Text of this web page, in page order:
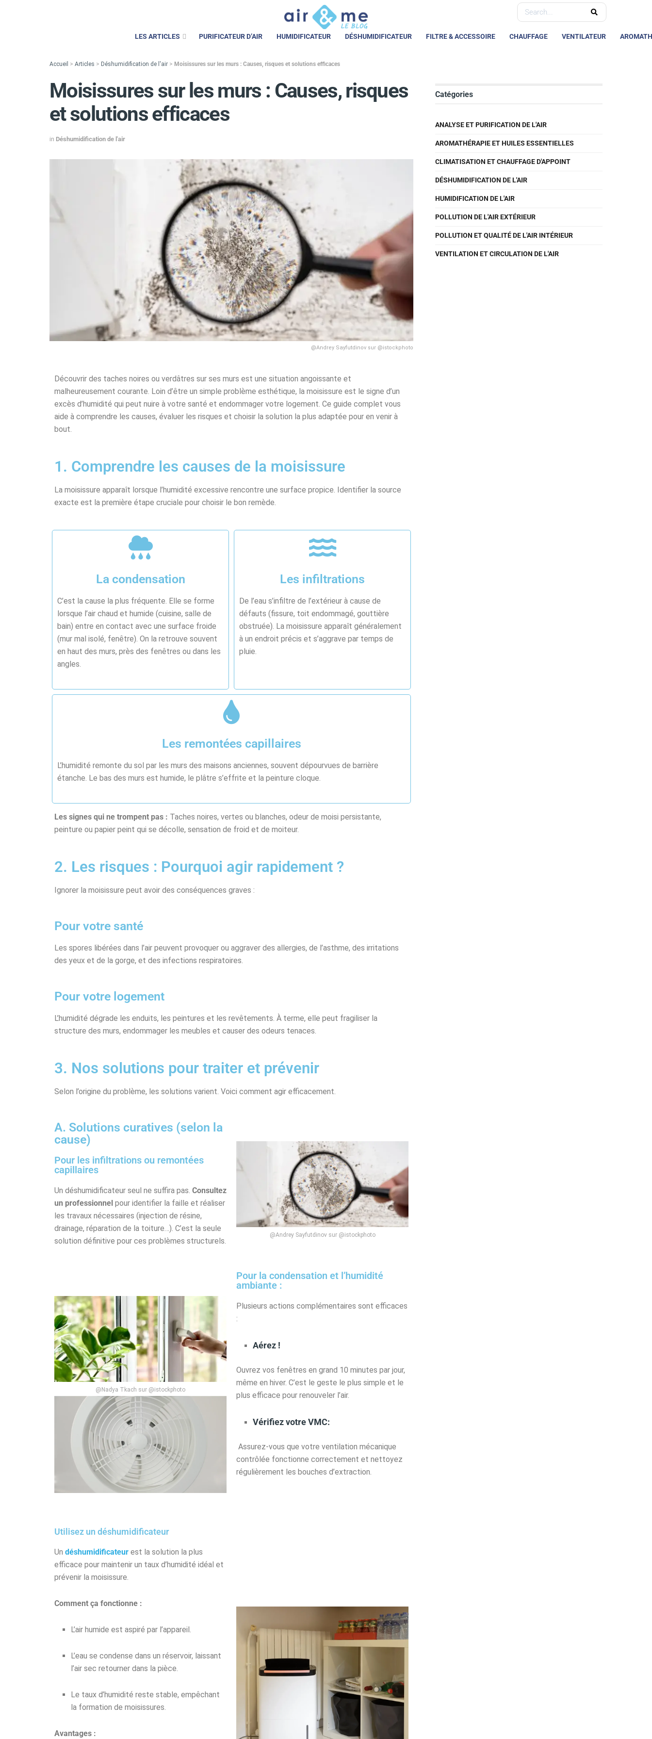
LES ARTICLES PURIFICATEUR D’AIR HUMIDIFICATEUR DÉSHUMIDIFICATEUR FILTRE & ACCESSOIRE CHAUFFAGE VENTILATEUR
Accueil > Articles > Déshumidification de l'air > Moisissures sur les murs : Causes, risques et solutions efficaces
Moisissures sur les murs : Causes, risques
et solutions efficaces
in Déshumidification de l'air
@Andrey Sayfutdinov sur @istockphoto
Découvrir des taches noires ou verdâtres sur ses murs est une situation angoissante et
malheureusement courante. Loin d’être un simple problème esthétique, la moisissure est le signe d’un
excès d’humidité qui peut nuire à votre santé et endommager votre logement. Ce guide complet vous
aide à comprendre les causes, évaluer les risques et choisir la solution la plus adaptée pour en venir à
bout.
1. Comprendre les causes de la moisissure
La moisissure apparaît lorsque l’humidité excessive rencontre une surface propice. Identifier la source
exacte est la première étape cruciale pour choisir le bon remède.
La condensation
C’est la cause la plus fréquente. Elle se forme
lorsque l’air chaud et humide (cuisine, salle de
bain) entre en contact avec une surface froide
(mur mal isolé, fenêtre). On la retrouve souvent
en haut des murs, près des fenêtres ou dans les
angles.
Les infiltrations
De l’eau s’infiltre de l’extérieur à cause de
défauts (fissure, toit endommagé, gouttière
obstruée). La moisissure apparaît généralement
à un endroit précis et s’aggrave par temps de
pluie.
Les remontées capillaires
L’humidité remonte du sol par les murs des maisons anciennes, souvent dépourvues de barrière
étanche. Le bas des murs est humide, le plâtre s’effrite et la peinture cloque.
Les signes qui ne trompent pas : Taches noires, vertes ou blanches, odeur de moisi persistante,
peinture ou papier peint qui se décolle, sensation de froid et de moiteur.
2. Les risques : Pourquoi agir rapidement ?
Ignorer la moisissure peut avoir des conséquences graves :
Pour votre santé
Les spores libérées dans l’air peuvent provoquer ou aggraver des allergies, de l’asthme, des irritations
des yeux et de la gorge, et des infections respiratoires.
Pour votre logement
L’humidité dégrade les enduits, les peintures et les revêtements. À terme, elle peut fragiliser la
structure des murs, endommager les meubles et causer des odeurs tenaces.
3. Nos solutions pour traiter et prévenir
Selon l’origine du problème, les solutions varient. Voici comment agir efficacement.
A. Solutions curatives (selon la
cause)
Pour les infiltrations ou remontées
capillaires
Un déshumidificateur seul ne suffira pas. Consultez
un professionnel pour identifier la faille et réaliser
les travaux nécessaires (injection de résine,
drainage, réparation de la toiture…). C’est la seule
solution définitive pour ces problèmes structurels.
@Andrey Sayfutdinov sur @istockphoto
@Nadya Tkach sur @istockphoto
Pour la condensation et l’humidité
ambiante :
Plusieurs actions complémentaires sont efficaces
:
Aérez !
Ouvrez vos fenêtres en grand 10 minutes par jour,
même en hiver. C’est le geste le plus simple et le
plus efficace pour renouveler l’air.
Vérifiez votre VMC:
Assurez-vous que votre ventilation mécanique
contrôlée fonctionne correctement et nettoyez
régulièrement les bouches d’extraction.
Utilisez un déshumidificateur
Un déshumidificateur est la solution la plus
efficace pour maintenir un taux d’humidité idéal et
prévenir la moisissure.
Comment ça fonctionne :
L’air humide est aspiré par l’appareil.
L’eau se condense dans un réservoir, laissant
l’air sec retourner dans la pièce.
Le taux d’humidité reste stable, empêchant
la formation de moisissures.
Avantages :
Catégories
ANALYSE ET PURIFICATION DE L'AIR
AROMATHÉRAPIE ET HUILES ESSENTIELLES
CLIMATISATION ET CHAUFFAGE D'APPOINT
DÉSHUMIDIFICATION DE L'AIR
HUMIDIFICATION DE L'AIR
POLLUTION DE L'AIR EXTÉRIEUR
POLLUTION ET QUALITÉ DE L'AIR INTÉRIEUR
VENTILATION ET CIRCULATION DE L'AIR